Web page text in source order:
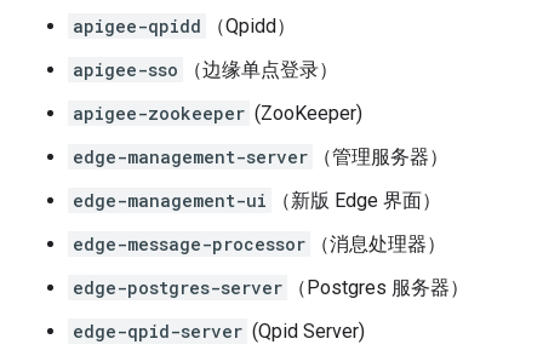
apigee-qpidd
（Qpidd）
apigee-sso
（边缘单点登录）
apigee-zookeeper (ZooKeeper)
edge-management-server
（管理服务器）
edge-management-ui
（新版 Edge 界面）
edge-message-processor
（消息处理器）
edge-postgres-server
（Postgres 服务器）
edge-qpid-server (Qpid Server)